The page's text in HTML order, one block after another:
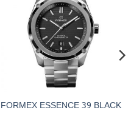
FORMEX ESSENCE 39 BLACK